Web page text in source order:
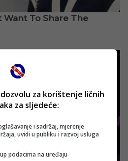
dozvolu za korištenje ličnih
za sljedeće:
i sadržaj, mjerenje
uvidi u publiku i razvoj usluga
podacima na uređaju